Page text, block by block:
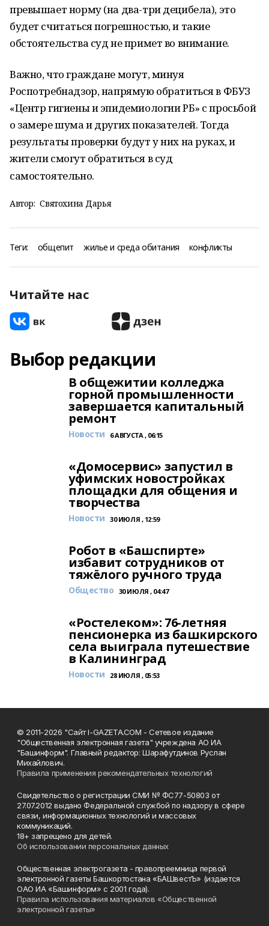
превышает норму (на два-три децибела), это
будет считаться погрешностью, и такие
обстоятельства суд не примет во внимание.
Важно, что граждане могут, минуя
Роспотребнадзор, напрямую обратиться в ФБУЗ
«Центр гигиены и эпидемиологии РБ» с просьбой
о замере шума и других показателей. Тогда
результаты проверки будут у них на руках, и
жители смогут обратиться в суд
самостоятельно.
Автор: Святохина Дарья
Теги: общепит жилье и среда обитания конфликты
Читайте нас
Выбор редакции
В общежитии колледжа
горной промышленности
завершается капитальный
ремонт
Новости 6 АВГУСТА , 06:15
«Домосервис» запустил в
уфимских новостройках
площадки для общения и
творчества
Новости 30 ИЮЛЯ , 12:59
Робот в «Башспирте»
избавит сотрудников от
тяжёлого ручного труда
Общество 30 ИЮЛЯ , 04:47
«Ростелеком»: 76-летняя
пенсионерка из башкирского
села выиграла путешествие
в Калининград
Новости 28 ИЮЛЯ , 05:53
© 2011-2026 "Сайт I-GAZETA.COM - Сетевое издание
"Общественная электронная газета" учреждена АО ИА
"Башинформ". Главный редактор: Шарафутдинов Руслан
Михайлович.
Правила применения рекомендательных технологий
Свидетельство о регистрации СМИ № ФС77-50803 от
27.07.2012 выдано Федеральной службой по надзору в сфере
связи, информационных технологий и массовых
коммуникаций.
18+ запрещено для детей.
Об использовании персональных данных
Общественная электрогазета - правопреемница первой
электронной газеты Башкортостана «БАШвестЪ» (издается
ОАО ИА «Башинформ» с 2001 года).
Правила использования материалов «Общественной
электронной газеты»